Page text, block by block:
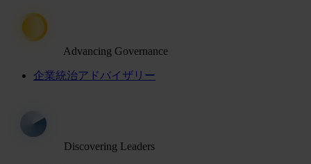
Advancing Governance
企業統治アドバイザリー
Discovering Leaders